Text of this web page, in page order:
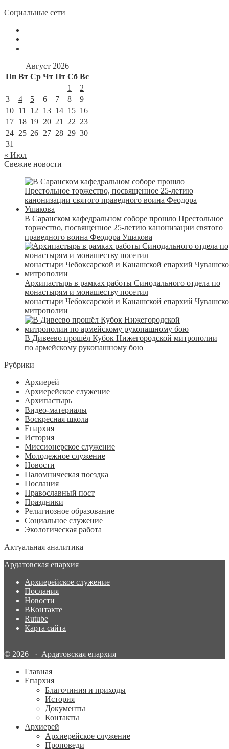
Социальные сети
Август 2026
Пн Вт Ср Чт Пт Сб Вс
1
2
3
4 5 6 7 8
9
10 11 12 13 14 15 16
17 18 19 20 21 22 23
24 25 26 27 28 29 30
31
« Июл
Свежие новости
В Саранском кафедральном соборе прошло Престольное
торжество, посвященное 25-летию канонизации святого
праведного воина Феодора Ушакова
Архипастырь в рамках работы Синодального отдела по
монастырям и монашеству посетил
монастыри Чебоксарской и Канашской епархий
митрополии
В Дивеево прошёл Кубок Нижегородской митрополии
по армейскому рукопашному бою
Рубрики
Архиерей
Архиерейское служение
Архипастырь
Видео-материалы
Воскресная школа
Епархия
История
Миссионерское служение
Молодежное служение
Новости
Паломническая поездка
Послания
Православный пост
Праздники
Религиозное образование
Социальное служение
Экологическая работа
Актуальная аналитика
Ардатовская епархия
Архиерейское служение
Послания
Новости
ВКонтакте
Rutube
Карта сайта
© 2026 · Ардатовская епархия
Главная
Епархия
Благочиния и приходы
История
Документы
Контакты
Архиерей
Архиерейское служение
Проповеди